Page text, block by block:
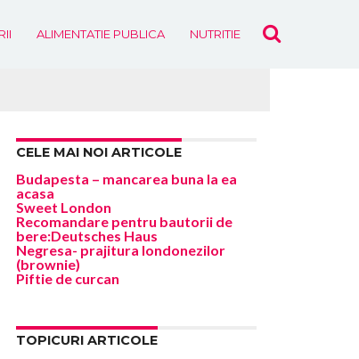
ALIMENTATIE PUBLICA NUTRITIE EVENIMENTE
CELE MAI NOI ARTICOLE
Budapesta – mancarea buna la ea
acasa
Sweet London
Recomandare pentru bautorii de
bere:Deutsches Haus
Negresa- prajitura londonezilor
(brownie)
Piftie de curcan
TOPICURI ARTICOLE